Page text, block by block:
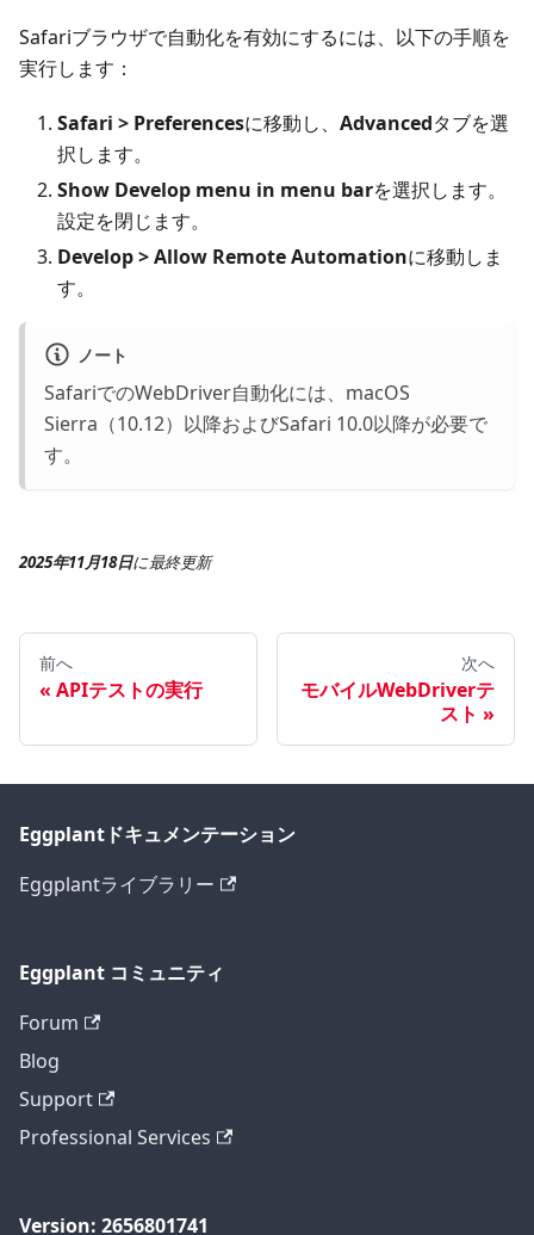
Safariブラウザで自動化を有効にするには、以下の手順を
実行します：
Safari > Preferencesに移動し、 Advancedタブを選
択します。
Show Develop menu in menu barを選択します。
設定を閉じます。
Develop > Allow Remote Automationに移動しま
す。
ノート
SafariでのWebDriver自動化には、macOS
Sierra（10.12）以降およびSafari 10.0以降が必要で
す。
2025年11月18日に最終更新
前へ
APIテストの実行
次へ
モバイルWebDriverテ
スト
Eggplantドキュメンテーション
Eggplantライブラリー
Eggplant コミュニティ
Forum
Blog
Support
Professional Services
Version: 2656801741